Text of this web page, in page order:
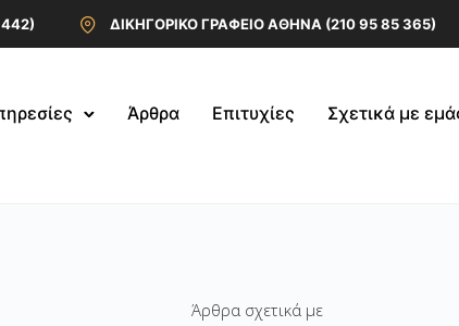
ΔΙΚΗΓΟΡΙΚΟ ΓΡΑΦΕΙΟ ΑΘΗΝΑ (210 95 85 365)
Άρθρα Επιτυχίες
Σχετικά με
Άρθρα σχετικά με